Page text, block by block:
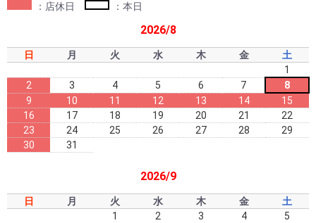
：店休日 ：本日
2026/8
日 月 火 水 木 金
土
1
2
3 4 5 6 7
8
9
10 11 12 13 14
15
16
17 18 19 20 21
22
23
24 25 26 27 28
29
30
31
2026/9
日 月 火 水 木 金
土
1
2 3 4
5